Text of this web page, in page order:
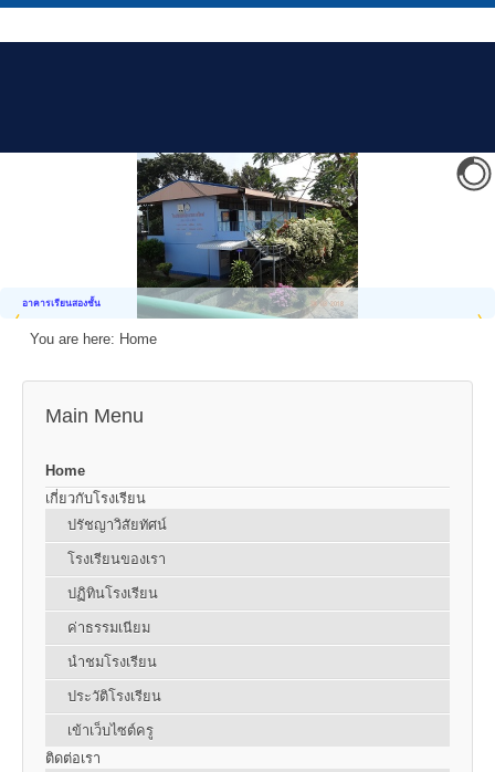
อาคารเรียนสองชั้น
You are here: Home
Main Menu
Home
เกี่ยวกับโรงเรียน
ปรัชญาวิสัยทัศน์
โรงเรียนของเรา
ปฏิทินโรงเรียน
ค่าธรรมเนียม
นำชมโรงเรียน
ประวัติโรงเรียน
เข้าเว็บไซต์ครู
ติดต่อเรา